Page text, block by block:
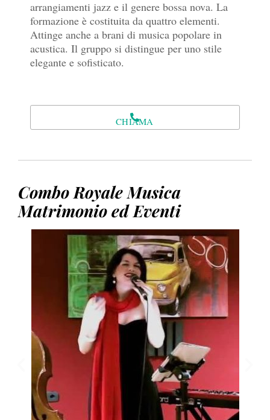
arrangiamenti jazz e il genere bossa nova. La
formazione è costituita da quattro elementi.
Attinge anche a brani di musica popolare in
acustica. Il gruppo si distingue per uno stile
elegante e sofisticato.
CHIAMA
Combo Royale Musica
Matrimonio ed Eventi